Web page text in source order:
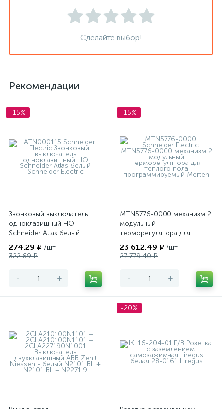
Сделайте выбор!
Рекомендации
-15%
Звонковый выключатель
одноклавишный НО
Schneider Atlas белый
274.29 ₽ /шт
322.69 ₽
- +
-15%
MTN5776-0000 механизм 2
модульный
терморегулятора для
программируемый Merten
23 612.49 ₽ /шт
27 779.40 ₽
- +
-20%